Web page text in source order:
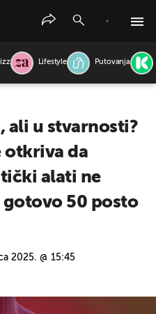
Lifestyle Putovanja
ali u stvarnosti?
otkriva da
alati ne
50 posto
2025. @ 15:45